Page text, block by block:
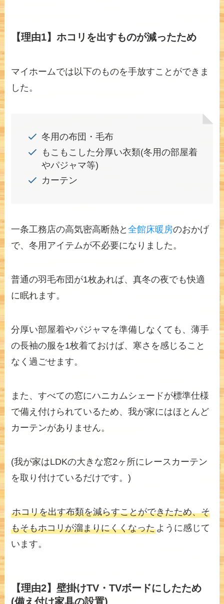
【理由1】ホコリを出すものが減ったため
マイホームでは以下のものを手放すことができま
した。
冬用の布団・毛布
もこもこした分厚い衣類(冬用の部屋着
やパジャマ等)
カーテン
一条工務店の高気密高断熱と全館床暖房のおかげ
で、冬用アイテムが不必要になりました。
普通の羽毛布団が1枚あれば、真冬の夜でも快適
に眠れます。
分厚い部屋着やパジャマを準備しなくても、薄手
の長袖の服を1枚着ておけば、寒さを感じること
なく過ごせます。
また、すべての窓にハニカムシェードが標準仕様
で備え付けられているため、我が家にはほとんど
カーテンがありません。
(我が家はLDKの大きな窓2ヶ所にレースカーテン
を取り付けているだけです。)
ホコリを出す布類を減らすことができたため、そ
もそもホコリが溜まりにくくなったように感じて
います。
【理由2】壁掛けTV・TVボードにしたため
(備え付け家具の設置)